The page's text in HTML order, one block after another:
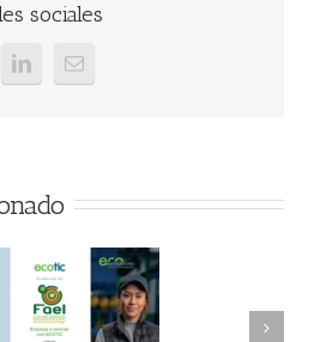
sociales
FAEL, Ecoasimelec y